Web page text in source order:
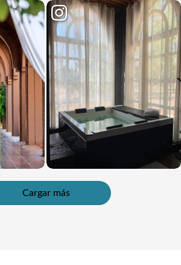
Cargar más